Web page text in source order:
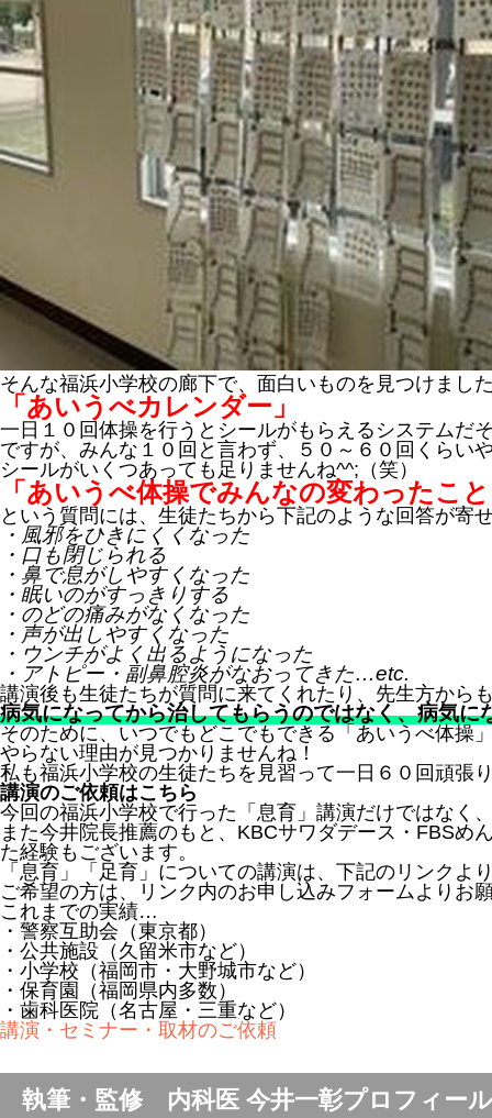
そんな福浜小学校の廊下で、面白いものを見つけまし
「あいうべカレンダー」
一日１０回体操を行うとシールがもらえるシステムだ
ですが、みんな１０回と言わず、５０～６０回くらい
シールがいくつあっても足りませんね^^;（笑）
「あいうべ体操でみんなの変わったこ
という質問には、生徒たちから下記のような回答が寄
・風邪をひきにくくなった
・口も閉じられる
・鼻で息がしやすくなった
・眠いのがすっきりする
・のどの痛みがなくなった
・声が出しやすくなった
・ウンチがよく出るようになった
・アトピー・副鼻腔炎がなおってきた…etc.
講演後も生徒たちが質問に来てくれたり、先生方から
病気になってから治してもらうのではなく、病気に
そのために、いつでもどこでもできる「あいうべ体操
やらない理由が見つかりませんね！
私も福浜小学校の生徒たちを見習って一日６０回頑張
講演のご依頼はこちら
今回の福浜小学校で行った「息育」講演だけではなく
また今井院長推薦のもと、KBCサワダデース・FBSめ
た経験もございます。
「息育」「足育」についての講演は、下記のリンクよ
ご希望の方は、リンク内のお申し込みフォームよりお
これまでの実績…
・警察互助会（東京都）
・公共施設（久留米市など）
・小学校（福岡市・大野城市など）
・保育園（福岡県内多数）
・歯科医院（名古屋・三重など）
講演・セミナー・取材のご依頼
執筆・監修 内科医 今井一彰プロフィール